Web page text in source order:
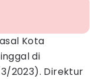
asal Kota
di
2023). Direktur